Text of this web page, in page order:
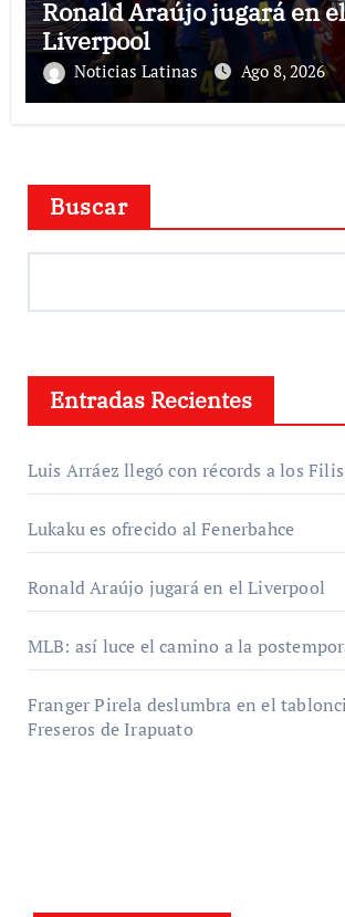
Ronald Araújo jugará en el
Liverpool
Noticias Latinas Ago 8, 2026
Buscar
Entradas Recientes
Luis Arráez llegó con récords a los Filis
Lukaku es ofrecido al Fenerbahce
Ronald Araújo jugará en el Liverpool
MLB: así luce el camino a la
Franger Pirela deslumbra en el
Freseros de Irapuato